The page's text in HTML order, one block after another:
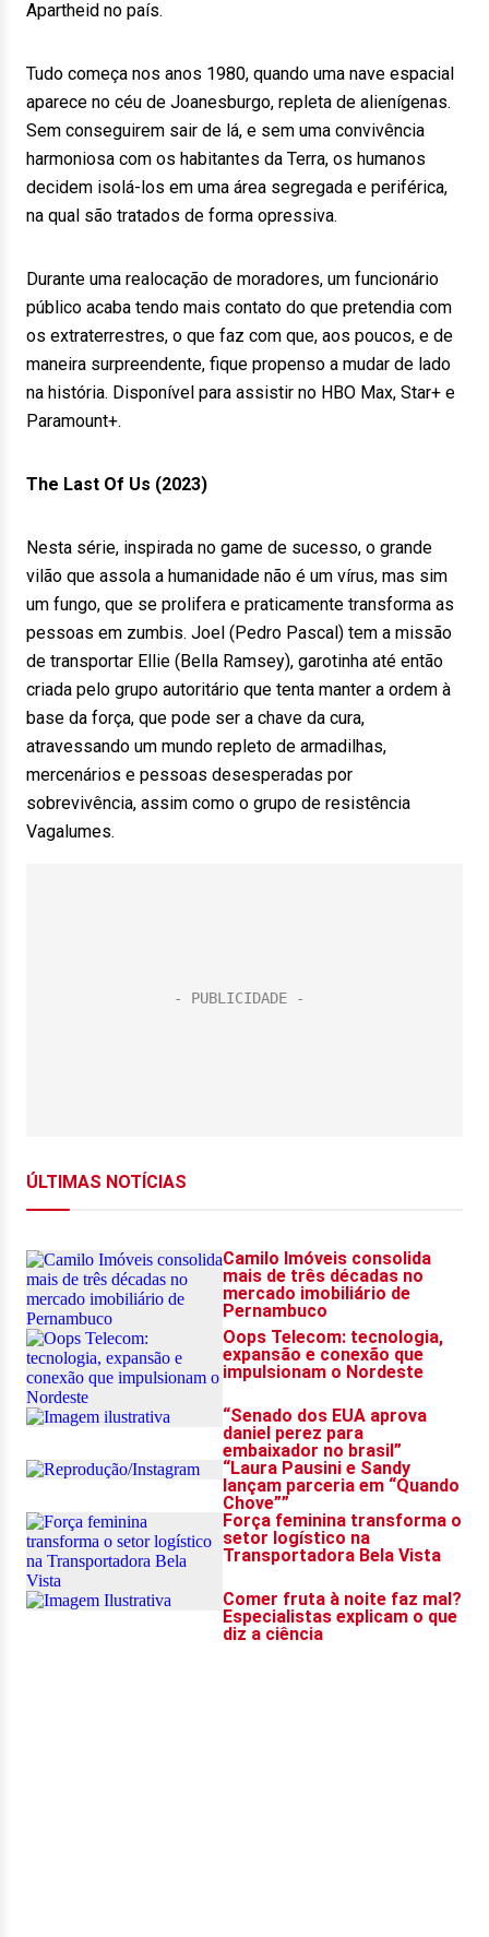
Apartheid no país.
Tudo começa nos anos 1980, quando uma nave espacial
aparece no céu de Joanesburgo, repleta de alienígenas.
Sem conseguirem sair de lá, e sem uma convivência
harmoniosa com os habitantes da Terra, os humanos
decidem isolá-los em uma área segregada e periférica,
na qual são tratados de forma opressiva.
Durante uma realocação de moradores, um funcionário
público acaba tendo mais contato do que pretendia com
os extraterrestres, o que faz com que, aos poucos, e de
maneira surpreendente, fique propenso a mudar de lado
na história. Disponível para assistir no HBO Max, Star+ e
Paramount+.
The Last Of Us (2023)
Nesta série, inspirada no game de sucesso, o grande
vilão que assola a humanidade não é um vírus, mas sim
um fungo, que se prolifera e praticamente transforma as
pessoas em zumbis. Joel (Pedro Pascal) tem a missão
de transportar Ellie (Bella Ramsey), garotinha até então
criada pelo grupo autoritário que tenta manter a ordem à
base da força, que pode ser a chave da cura,
atravessando um mundo repleto de armadilhas,
mercenários e pessoas desesperadas por
sobrevivência, assim como o grupo de resistência
Vagalumes.